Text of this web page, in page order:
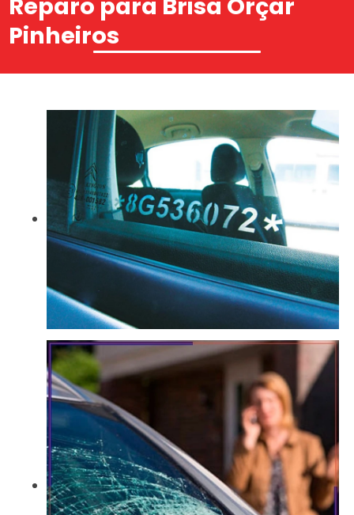
Reparo para Brisa Orçar
Pinheiros